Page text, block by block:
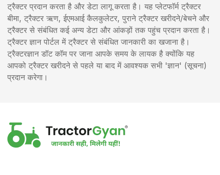
ट्रैक्टर प्रदान करता है और डेटा लागू करता है। यह प्लेटफॉर्म ट्रैक्टर
बीमा, ट्रैक्टर ऋण, ईएमआई कैलकुलेटर, पुराने ट्रैक्टर खरीदने/बेचने और
ट्रैक्टर से संबंधित कई अन्य डेटा और आंकड़ों तक पहुंच प्रदान करता है।
ट्रैक्टर ज्ञान पोर्टल में ट्रैक्टर से संबंधित जानकारी का खजाना है।
ट्रैक्टरज्ञान डॉट कॉम पर जाना आपके समय के लायक है क्योंकि यह
आपको ट्रैक्टर खरीदने से पहले या बाद में आवश्यक सभी 'ज्ञान' (सूचना)
प्रदान करेगा।